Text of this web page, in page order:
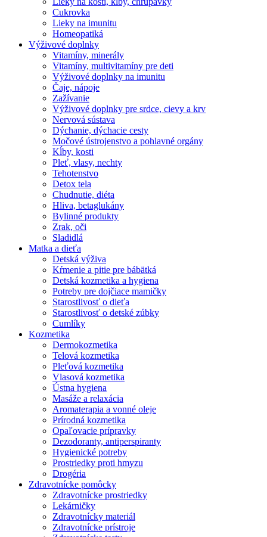
Cukrovka
Lieky na imunitu
Homeopatiká
Výživové doplnky
Vitamíny, minerály
Vitamíny, multivitamíny pre deti
Výživové doplnky na imunitu
Čaje, nápoje
Zažívanie
Výživové doplnky pre srdce, cievy a krv
Nervová sústava
Dýchanie, dýchacie cesty
Močové ústrojenstvo a pohlavné orgány
Kĺby, kosti
Pleť, vlasy, nechty
Tehotenstvo
Detox tela
Chudnutie, diéta
Hliva, betaglukány
Bylinné produkty
Zrak, oči
Sladidlá
Matka a dieťa
Detská výživa
Kŕmenie a pitie pre bábätká
Detská kozmetika a hygiena
Potreby pre dojčiace mamičky
Starostlivosť o dieťa
Starostlivosť o detské zúbky
Cumlíky
Kozmetika
Dermokozmetika
Telová kozmetika
Pleťová kozmetika
Vlasová kozmetika
Ústna hygiena
Masáže a relaxácia
Aromaterapia a vonné oleje
Prírodná kozmetika
Opaľovacie prípravky
Dezodoranty, antiperspiranty
Hygienické potreby
Prostriedky proti hmyzu
Drogéria
Zdravotnícke pomôcky
Zdravotnícke prostriedky
Lekárničky
Zdravotnícky materiál
Zdravotnícke prístroje